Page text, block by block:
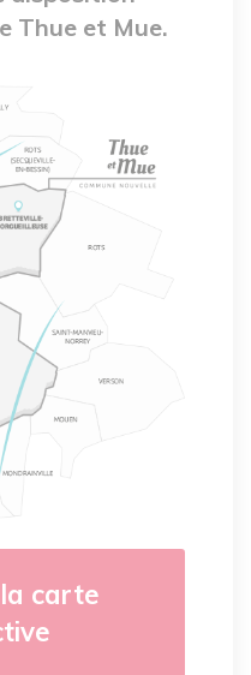
Thue et Mue.
carte